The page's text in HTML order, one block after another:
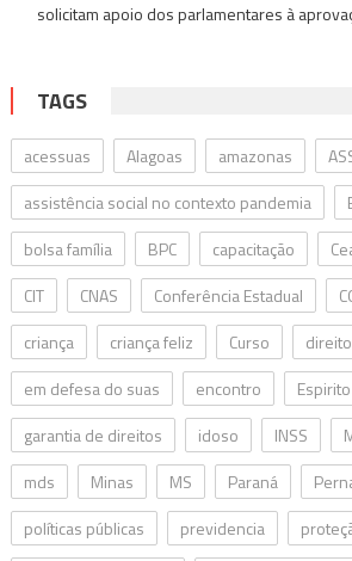
solicitam apoio dos parlamentares à
TAGS
acessuas Alagoas amazonas
assistência social no contexto pandemia
bolsa família
BPC capacitação
CIT
CNAS Conferência Estadual
criança
criança feliz Curso
em defesa do suas
encontro
garantia de direitos
idoso INSS
mds
Minas MS Paraná
políticas públicas
previdencia